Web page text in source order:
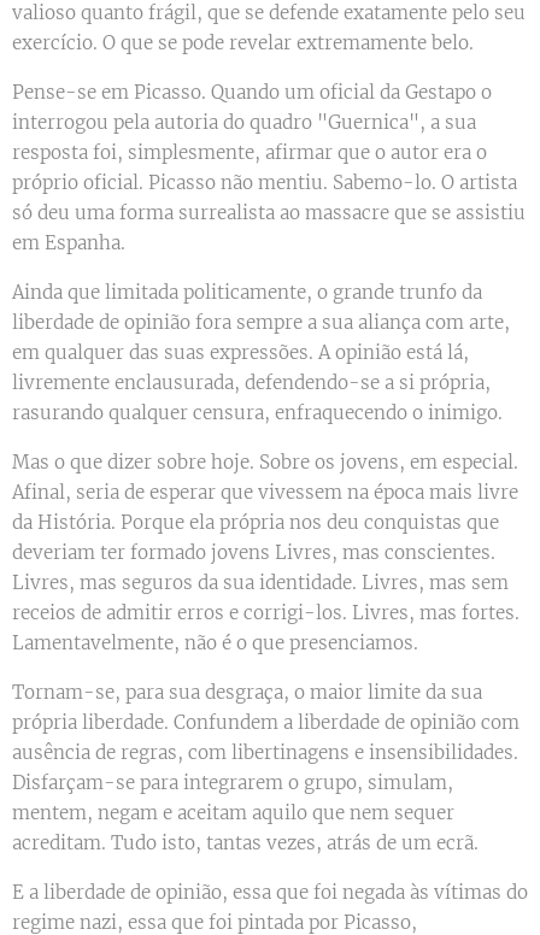
valioso quanto frágil, que se defende exatamente pelo seu
exercício. O que se pode revelar extremamente belo.
Pense-se em Picasso. Quando um oficial da Gestapo o
interrogou pela autoria do quadro "Guernica", a sua
resposta foi, simplesmente, afirmar que o autor era o
próprio oficial. Picasso não mentiu. Sabemo-lo. O artista
só deu uma forma surrealista ao massacre que se assistiu
em Espanha.
Ainda que limitada politicamente, o grande trunfo da
liberdade de opinião fora sempre a sua aliança com arte,
em qualquer das suas expressões. A opinião está lá,
livremente enclausurada, defendendo-se a si própria,
rasurando qualquer censura, enfraquecendo o inimigo.
Mas o que dizer sobre hoje. Sobre os jovens, em especial.
Afinal, seria de esperar que vivessem na época mais livre
da História. Porque ela própria nos deu conquistas que
deveriam ter formado jovens Livres, mas conscientes.
Livres, mas seguros da sua identidade. Livres, mas sem
receios de admitir erros e corrigi-los. Livres, mas fortes.
Lamentavelmente, não é o que presenciamos.
Tornam-se, para sua desgraça, o maior limite da sua
própria liberdade. Confundem a liberdade de opinião com
ausência de regras, com libertinagens e insensibilidades.
Disfarçam-se para integrarem o grupo, simulam,
mentem, negam e aceitam aquilo que nem sequer
acreditam. Tudo isto, tantas vezes, atrás de um ecrã.
E a liberdade de opinião, essa que foi negada às vítimas do
regime nazi, essa que foi pintada por Picasso,